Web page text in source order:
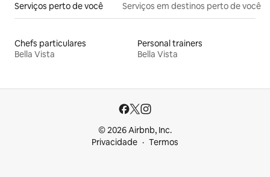
Serviços perto de você Serviços em destinos perto de você
Chefs particulares
Bella Vista
Personal trainers
Bella Vista
© 2026 Airbnb, Inc.
Privacidade
Termos